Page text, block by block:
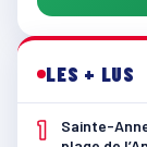
LES + LUS
1
Sainte-